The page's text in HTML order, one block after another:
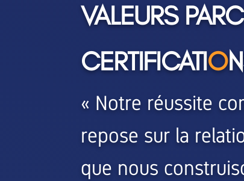
VALEURS PARC
CERTIFICATIO
« Notre réussite
repose sur la
que nous